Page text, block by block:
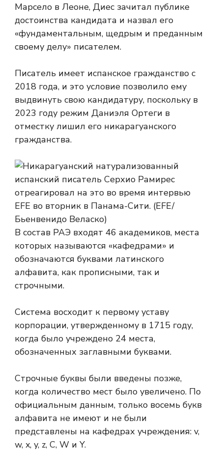
Марсело в Леоне, Диес зачитал публике
достоинства кандидата и назвал его
«фундаментальным, щедрым и преданным
своему делу» писателем.
Писатель имеет испанское гражданство с
2018 года, и это условие позволило ему
выдвинуть свою кандидатуру, поскольку в
2023 году режим Даниэля Ортеги в
отместку лишил его никарагуанского
гражданства.
В состав РАЭ входят 46 академиков, места
которых называются «кафедрами» и
обозначаются буквами латинского
алфавита, как прописными, так и
строчными.
Система восходит к первому уставу
корпорации, утвержденному в 1715 году,
когда было учреждено 24 места,
обозначенных заглавными буквами.
Строчные буквы были введены позже,
когда количество мест было увеличено. По
официальным данным, только восемь букв
алфавита не имеют и не были
представлены на кафедрах учреждения: v,
w, x, y, z, С, W и Y.